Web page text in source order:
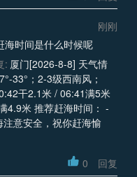
刚刚
海时间是什么时候呢
: 厦门[2026-8-8] 天气情
33°；2-3级西南风；
干2.1米 / 06:41满5米
4.9米 推荐赶海时间： -
意安全，祝你赶海愉
0 回复